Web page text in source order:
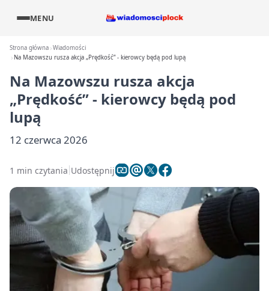
MENU
Strona główna Wiadomości
Na Mazowszu rusza akcja „Prędkość” - kierowcy będą pod lupą
Na Mazowszu rusza akcja
„Prędkość” - kierowcy będą pod
lupą
12 czerwca 2026
1 min czytania Udostępnij